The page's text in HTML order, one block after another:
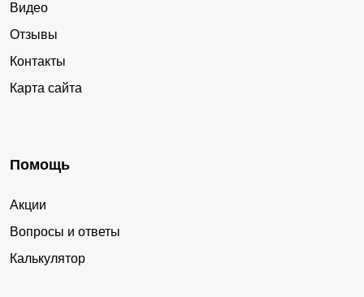
Видео
Отзывы
Контакты
Карта сайта
Помощь
Акции
Вопросы и ответы
Калькулятор